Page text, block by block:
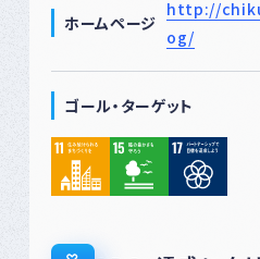
ホームページ
http://
og/
ゴール・ターゲット